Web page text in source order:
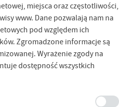
miejsca oraz częstotliwości,
www. Dane pozwalają nam na
pod względem ich
Zgromadzone informacje są
Wyrażenie zgody na
dostępność wszystkich